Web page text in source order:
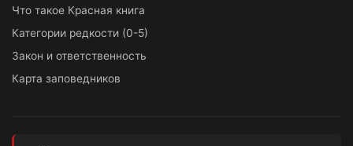
Что такое Красная книга
Категории редкости (0-5)
Закон и ответственность
Карта заповедников